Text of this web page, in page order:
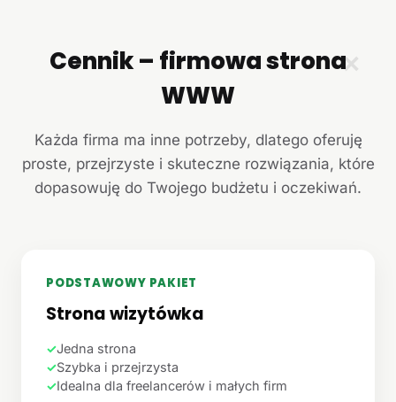
✕
Cennik – firmowa strona
WWW
Każda firma ma inne potrzeby, dlatego oferuję
proste, przejrzyste i skuteczne rozwiązania, które
dopasowuję do Twojego budżetu i oczekiwań.
PODSTAWOWY PAKIET
Strona wizytówka
✓Jedna strona
✓Szybka i przejrzysta
✓Idealna dla freelancerów i małych firm